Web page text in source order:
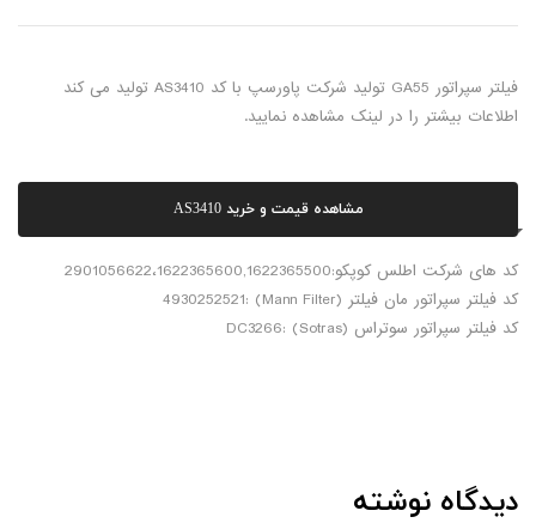
فیلتر سپراتور GA55 تولید شرکت پاورسپ با کد AS3410 تولید می کند
اطلاعات بیشتر را در لینک مشاهده نمایید.
مشاهده قیمت و خرید AS3410
کد های شرکت اطلس کوپکو:2901056622،1622365600,1622365500
کد فیلتر سپراتور مان فیلتر (Mann Filter) :4930252521
کد فیلتر سپراتور سوتراس (Sotras) :DC3266
دیدگاه نوشته